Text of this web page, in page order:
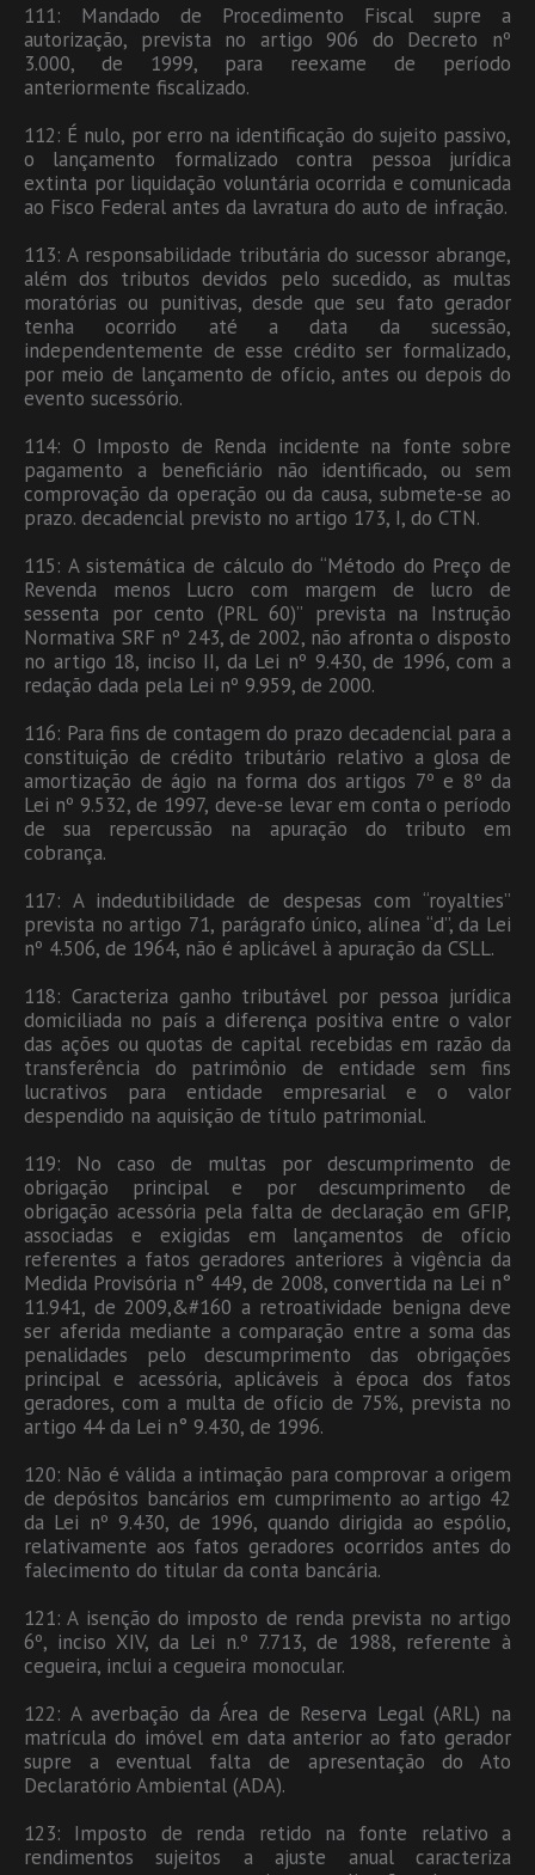
111: Mandado de Procedimento Fiscal supre a
autorização, prevista no artigo 906 do Decreto nº
3.000, de 1999, para reexame de período
anteriormente fiscalizado.
112: É nulo, por erro na identificação do sujeito passivo,
o lançamento formalizado contra pessoa jurídica
extinta por liquidação voluntária ocorrida e comunicada
ao Fisco Federal antes da lavratura do auto de infração.
113: A responsabilidade tributária do sucessor abrange,
além dos tributos devidos pelo sucedido, as multas
moratórias ou punitivas, desde que seu fato gerador
tenha ocorrido até a data da sucessão,
independentemente de esse crédito ser formalizado,
por meio de lançamento de ofício, antes ou depois do
evento sucessório.
114: O Imposto de Renda incidente na fonte sobre
pagamento a beneficiário não identificado, ou sem
comprovação da operação ou da causa, submete-se ao
prazo. decadencial previsto no artigo 173, I, do CTN.
115: A sistemática de cálculo do “Método do Preço de
Revenda menos Lucro com margem de lucro de
sessenta por cento (PRL 60)” prevista na Instrução
Normativa SRF nº 243, de 2002, não afronta o disposto
no artigo 18, inciso II, da Lei nº 9.430, de 1996, com a
redação dada pela Lei nº 9.959, de 2000.
116: Para fins de contagem do prazo decadencial para a
constituição de crédito tributário relativo a glosa de
amortização de ágio na forma dos artigos 7º e 8º da
Lei nº 9.532, de 1997, deve-se levar em conta o período
de sua repercussão na apuração do tributo em
cobrança.
117: A indedutibilidade de despesas com “royalties”
prevista no artigo 71, parágrafo único, alínea “d”, da Lei
nº 4.506, de 1964, não é aplicável à apuração da CSLL.
118: Caracteriza ganho tributável por pessoa jurídica
domiciliada no país a diferença positiva entre o valor
das ações ou quotas de capital recebidas em razão da
transferência do patrimônio de entidade sem fins
lucrativos para entidade empresarial e o valor
despendido na aquisição de título patrimonial.
119: No caso de multas por descumprimento de
obrigação principal e por descumprimento de
obrigação acessória pela falta de declaração em GFIP,
associadas e exigidas em lançamentos de ofício
referentes a fatos geradores anteriores à vigência da
Medida Provisória n° 449, de 2008, convertida na Lei n°
11.941, de 2009,&#160 a retroatividade benigna deve
ser aferida mediante a comparação entre a soma das
penalidades pelo descumprimento das obrigações
principal e acessória, aplicáveis à época dos fatos
geradores, com a multa de ofício de 75%, prevista no
artigo 44 da Lei n° 9.430, de 1996.
120: Não é válida a intimação para comprovar a origem
de depósitos bancários em cumprimento ao artigo 42
da Lei nº 9.430, de 1996, quando dirigida ao espólio,
relativamente aos fatos geradores ocorridos antes do
falecimento do titular da conta bancária.
121: A isenção do imposto de renda prevista no artigo
6º, inciso XIV, da Lei n.º 7.713, de 1988, referente à
cegueira, inclui a cegueira monocular.
122: A averbação da Área de Reserva Legal (ARL) na
matrícula do imóvel em data anterior ao fato gerador
supre a eventual falta de apresentação do Ato
Declaratório Ambiental (ADA).
123: Imposto de renda retido na fonte relativo a
rendimentos sujeitos a ajuste anual caracteriza